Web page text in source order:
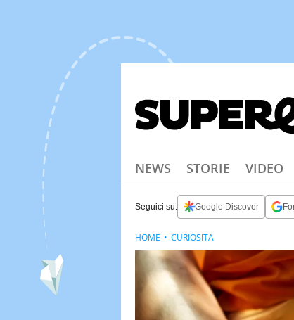
NEWS STORIE VIDEO
Seguici su: Google Discover
HOME CURIOSITÀ